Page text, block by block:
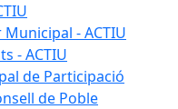
- ACTIU
- ACTIU
de Participació
de Poble